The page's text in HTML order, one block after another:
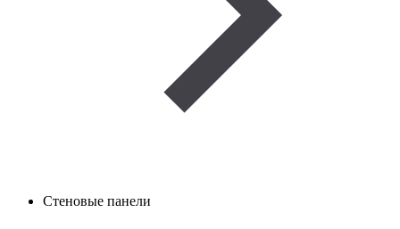
Стеновые панели